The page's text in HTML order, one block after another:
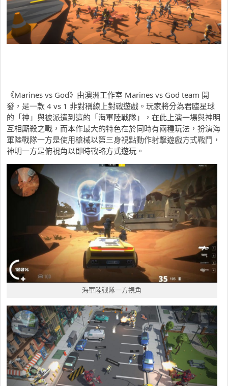
《Marines vs God》由澳洲工作室 Marines vs God team 開
發，是一款 4 vs 1 非對稱線上對戰遊戲。玩家將分為君臨星球
的「神」與被派遣到這的「海軍陸戰隊」，在此上演一場與神明
互相廝殺之戰，而本作最大的特色在於同時有兩種玩法，扮演海
軍陸戰隊一方是使用槍械以第三身視點動作射擊遊戲方式戰鬥，
神明一方是俯視角以即時戰略方式遊玩。
海軍陸戰隊一方視角